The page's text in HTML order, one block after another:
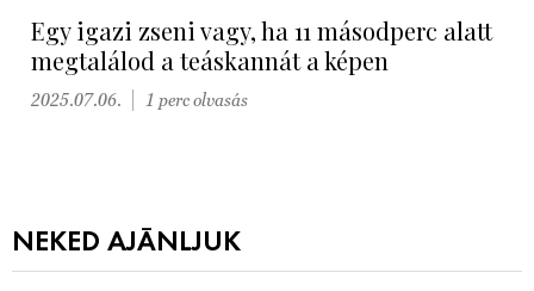
Egy igazi zseni vagy, ha 11 másodperc alatt
megtalálod a teáskannát a képen
2025.07.06. 1 perc olvasás
NEKED AJÁNLJUK